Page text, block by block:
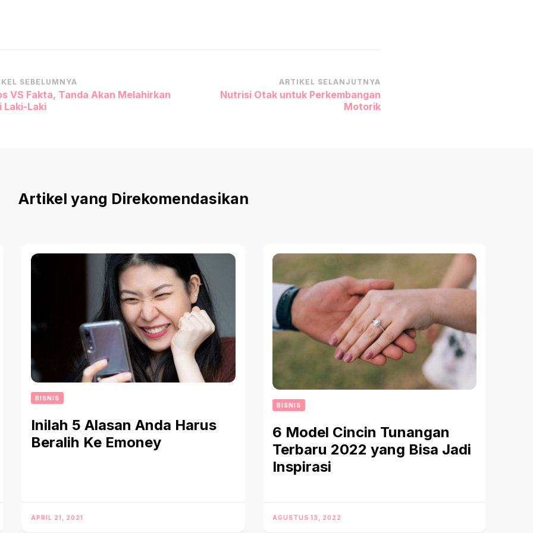
SEBELUMNYA
VS Fakta, Tanda Akan Melahirkan
Laki-Laki
ARTIKEL SELANJUTNYA
Nutrisi Otak untuk Perkembangan
Motorik
Artikel yang Direkomendasikan
BISNIS
Inilah 5 Alasan Anda Harus
Beralih Ke Emoney
APRIL 21, 2021
BISNIS
6 Model Cincin Tunangan
Terbaru 2022 yang Bisa Jadi
Inspirasi
AGUSTUS 13, 2022